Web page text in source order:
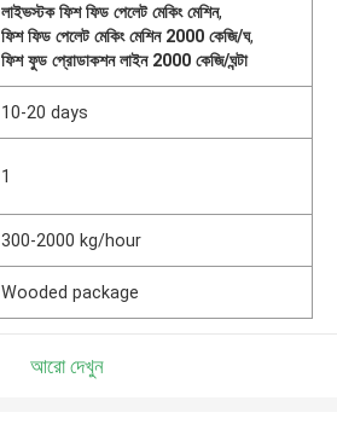
লাইভস্টক ফিশ ফিড পেলেট মেকিং মেশিন,
ফিশ ফিড পেলেট মেকিং মেশিন 2000 কেজি/ঘ,
ফিশ ফুড প্রোডাকশন লাইন 2000 কেজি/ঘন্টা
10-20 days
1
300-2000 kg/hour
Wooded package
আরো দেখুন